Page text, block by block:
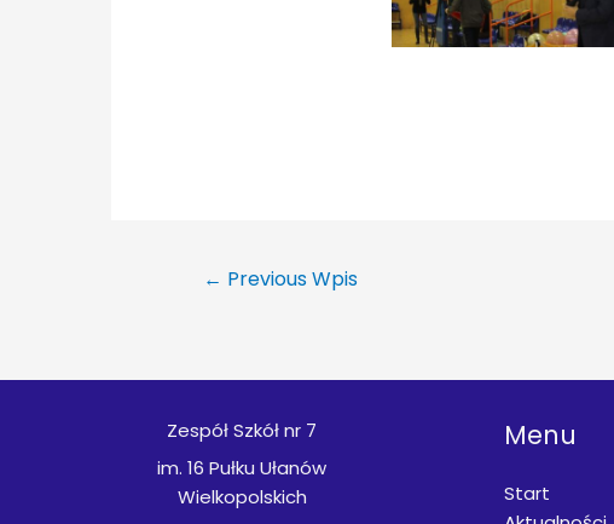
← Previous Wpis
Zespół Szkół nr 7
im. 16 Pułku Ułanów
Wielkopolskich
Menu
Start